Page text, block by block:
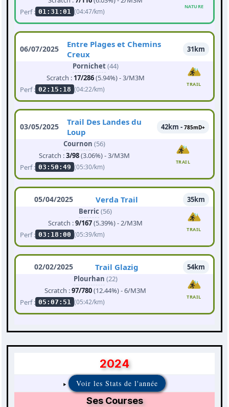
Perf : 01:31:01 (04:47/km)
NATURE
06/07/2025
Entre Plages et Chemins
Creux
31km
Pornichet(44)
Scratch : 17/286(5.94%) - 3/M3M
Perf : 02:15:18 (04:22/km)
TRAIL
03/05/2025
Trail Des Landes du
Loup
42km - 785mD+
Cournon (56)
Scratch :3/98(3.06%) - 3/M3M
Perf : 03:50:49 (05:30/km)
TRAIL
05/04/2025 Verda Trail
35km
Berric (56)
Scratch :9/167(5.39%) - 2/M3M
Perf : 03:18:00 (05:39/km)
TRAIL
02/02/2025 Trail Glazig
54km
Plourhan (22)
Scratch :97/780(12.44%) - 6/M3M
Perf : 05:07:51 (05:42/km)
TRAIL
2024
Voir les Stats de l'année
Ses Courses